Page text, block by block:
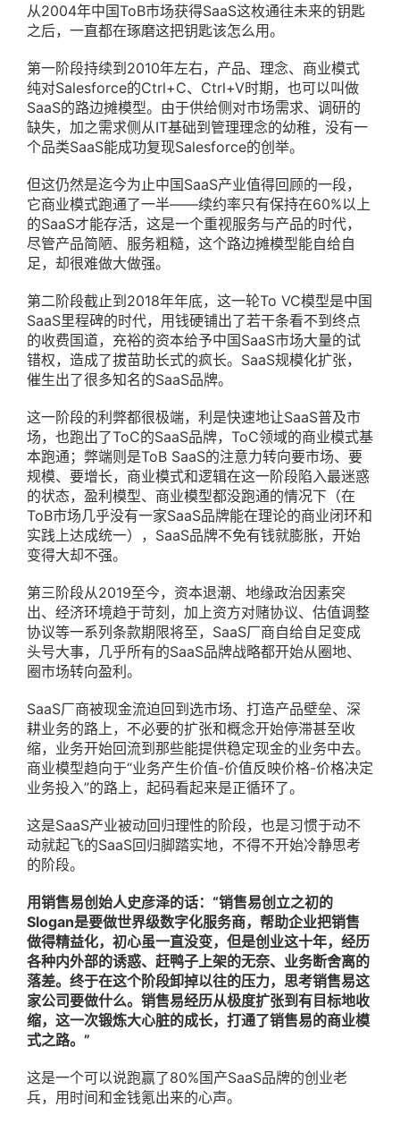
从2004年中国ToB市场获得SaaS这枚通往未来的钥匙
之后，一直都在琢磨这把钥匙该怎么用。
第一阶段持续到2010年左右，产品、理念、商业模式
纯对Salesforce的Ctrl+C、Ctrl+V时期，也可以叫做
SaaS的路边摊模型。由于供给侧对市场需求、调研的
缺失，加之需求侧从IT基础到管理理念的幼稚，没有一
个品类SaaS能成功复现Salesforce的创举。
但这仍然是迄今为止中国SaaS产业值得回顾的一段，
它商业模式跑通了一半——续约率只有保持在60%以上
的SaaS才能存活，这是一个重视服务与产品的时代，
尽管产品简陋、服务粗糙，这个路边摊模型能自给自
足，却很难做大做强。
第二阶段截止到2018年年底，这一轮To VC模型是中国
SaaS里程碑的时代，用钱硬铺出了若干条看不到终点
的收费国道，充裕的资本给予中国SaaS市场大量的试
错权，造成了拔苗助长式的疯长。SaaS规模化扩张，
催生出了很多知名的SaaS品牌。
这一阶段的利弊都很极端，利是快速地让SaaS普及市
场，也跑出了ToC的SaaS品牌，ToC领域的商业模式基
本跑通；弊端则是ToB SaaS的注意力转向要市场、要
规模、要增长，商业模式和逻辑在这一阶段陷入最迷惑
的状态，盈利模型、商业模型都没跑通的情况下（在
ToB市场几乎没有一家SaaS品牌能在理论的商业闭环和
实践上达成统一），SaaS品牌不免有钱就膨胀，开始
变得大却不强。
第三阶段从2019至今，资本退潮、地缘政治因素突
出、经济环境趋于苛刻，加上资方对赌协议、估值调整
协议等一系列条款期限将至，SaaS厂商自给自足变成
头号大事，几乎所有的SaaS品牌战略都开始从圈地、
圈市场转向盈利。
SaaS厂商被现金流迫回到选市场、打造产品壁垒、深
耕业务的路上，不必要的扩张和概念开始停滞甚至收
缩，业务开始回流到那些能提供稳定现金的业务中去。
商业模型趋向于“业务产生价值-价值反映价格-价格决定
业务投入”的路上，起码看起来是正循环了。
这是SaaS产业被动回归理性的阶段，也是习惯于动不
动就起飞的SaaS回归脚踏实地，不得不开始冷静思考
的阶段。
用销售易创始人史彦泽的话：“销售易创立之初的
Slogan是要做世界级数字化服务商，帮助企业把销售
做得精益化，初心虽一直没变，但是创业这十年，经历
各种内外部的诱惑、赶鸭子上架的无奈、业务断舍离的
落差。终于在这个阶段卸掉以往的压力，思考销售易这
家公司要做什么。销售易经历从极度扩张到有目标地收
缩，这一次锻炼大心脏的成长，打通了销售易的商业模
式之路。”
这是一个可以说跑赢了80%国产SaaS品牌的创业老
兵，用时间和金钱氪出来的心声。